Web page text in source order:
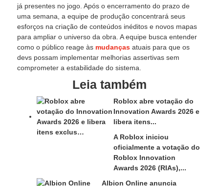
já presentes no jogo. Após o encerramento do prazo de
uma semana, a equipe de produção concentrará seus
esforços na criação de conteúdos inéditos e novos mapas
para ampliar o universo da obra. A equipe busca entender
como o público reage às mudanças atuais para que os
devs possam implementar melhorias assertivas sem
comprometer a estabilidade do sistema.
Leia também
Roblox abre votação do
Innovation Awards 2026 e
libera itens...
A Roblox iniciou
oficialmente a votação do
Roblox Innovation
Awards 2026 (RIAs),...
Albion Online anuncia